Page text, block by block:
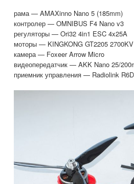
рама — AMAXinno Nano 5 (185mm)
контролер — OMNIBUS F4 Nano v3
регуляторы — Ori32 4in1 ESC 4x25A
моторы — KINGKONG GT2205
камера — Foxeer Arrow Micro
видеопередатчик — AKK Nano 25/
приемник управления — Radiolink